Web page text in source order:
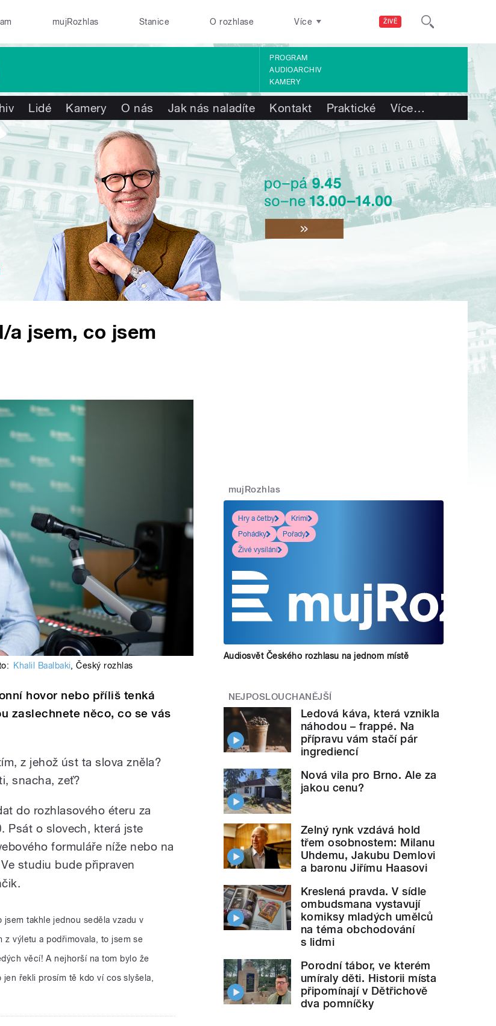
ŽIVĚ
mujRozhlas Stanice O rozhlase Více
PROGRAM
AUDIOARCHIV
KAMERY
Lidé Kamery O nás Jak nás naladíte Kontakt Praktické Více…
a jsem, co jsem
Khalil Baalbaki,Český rozhlas
hovor nebo příliš tenká
zaslechnete něco, co se vás
z jehož úst ta slova zněla?
snacha, zeť?
do rozhlasového éteru za
Psát o slovech, která jste
formuláře níže nebo na
studiu bude připraven
takhle jednou seděla vzadu v
z výletu a podřimovala, to jsem se
věcí! A nejhorší na tom bylo že
řekli prosím tě kdo ví cos slyšela,
mujRozhlas
Hry a četby
Krimi
Pohádky
Pořady
Živé vysílání
Audiosvět Českého rozhlasu na jednom místě
NEJPOSLOUCHANĚJŠÍ
Ledová káva, která vznikla
náhodou – frappé. Na
přípravu vám stačí pár
ingrediencí
Nová vila pro Brno. Ale za
jakou cenu?
Zelný rynk vzdává hold
třem osobnostem: Milanu
Uhdemu, Jakubu Demlovi
a baronu Jiřímu Haasovi
Kreslená pravda. V sídle
ombudsmana vystavují
komiksy mladých umělců
na téma obchodování
s lidmi
Porodní tábor, ve kterém
umíraly děti. Historii místa
připomínají v Dětřichově
dva pomníčky